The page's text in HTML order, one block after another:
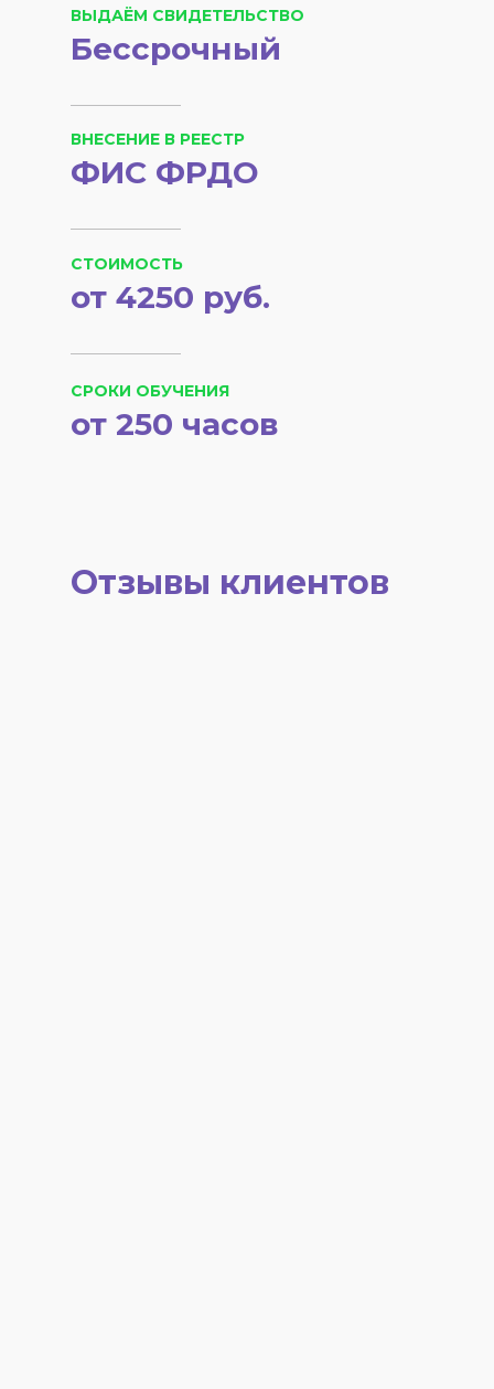
ВЫДАЁМ СВИДЕТЕЛЬСТВО
Бессрочный
ВНЕСЕНИЕ В РЕЕСТР
ФИС ФРДО
СРОКИ ОБУЧЕНИЯ
СТОИМОСТЬ
от 250 часов
от 4250 руб.
Отзывы клиентов